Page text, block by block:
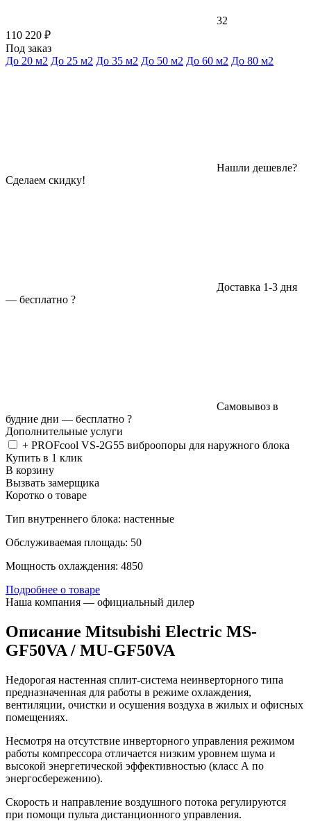
32
110 220 ₽
Под заказ
До 20 м2 До 25 м2 До 35 м2 До 50 м2 До 60 м2 До 80 м2
Нашли дешевле?
Сделаем скидку!
Доставка 1-3 дня
— бесплатно ?
Самовывоз в
будние дни — бесплатно ?
Дополнительные услуги
+ PROFcool VS-2G55 виброопоры для наружного блока
Купить в 1 клик
В корзину
Вызвать замерщика
Коротко о товаре
Тип внутреннего блока: настенные
Обслуживаемая площадь: 50
Мощность охлаждения: 4850
Подробнее о товаре
Наша компания — официальный дилер
Описание Mitsubishi Electric MS-
GF50VA / MU-GF50VA
Недорогая настенная сплит-система неинверторного типа
предназначенная для работы в режиме охлаждения,
вентиляции, очистки и осушения воздуха в жилых и офисных
помещениях.
Несмотря на отсутствие инверторного управления режимом
работы компрессора отличается низким уровнем шума и
высокой энергетической эффективностью (класс А по
энергосбережению).
Скорость и направление воздушного потока регулируются
при помощи пульта дистанционного управления.